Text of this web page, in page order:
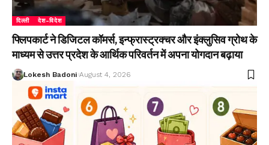
दिल्ली देश-विदेश
फ्लिपकार्ट ने डिजिटल कॉमर्स, इन्फ्रास्ट्रक्चर और इंक्लुसिव ग्रोथ के
माध्यम से उत्तर प्रदेश के आर्थिक परिवर्तन में अपना योगदान बढ़ाया
Lokesh Badoni August 4, 2026